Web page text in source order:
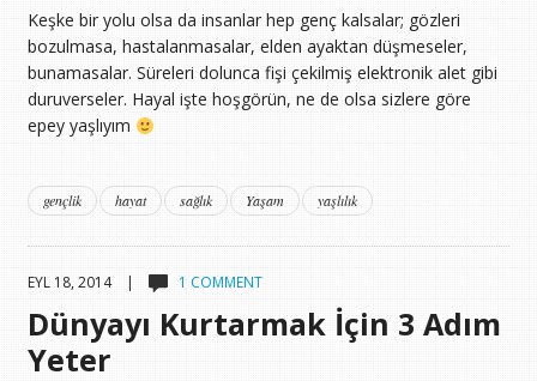
Keşke bir yolu olsa da insanlar hep genç kalsalar; gözleri
bozulmasa, hastalanmasalar, elden ayaktan düşmeseler,
bunamasalar. Süreleri dolunca fişi çekilmiş elektronik alet gibi
duruverseler. Hayal işte hoşgörün, ne de olsa sizlere göre
epey yaşlıyım
gençlik hayat sağlık Yaşam yaşlılık
EYL 18, 2014 | 1 COMMENT
Dünyayı Kurtarmak İçin 3 Adım
Yeter